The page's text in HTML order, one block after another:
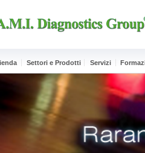
Settori e Prodotti Servizi